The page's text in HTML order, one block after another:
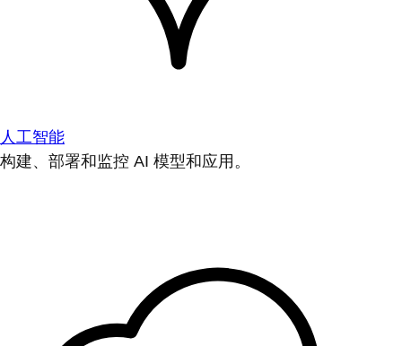
人工智能
构建、部署和监控 AI 模型和应用。